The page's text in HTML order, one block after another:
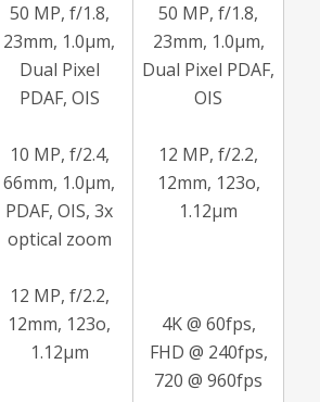
50 MP, f/1.8,
23mm, 1.0µm,
Dual Pixel
PDAF, OIS
10 MP, f/2.4,
66mm, 1.0µm,
PDAF, OIS, 3x
optical zoom
12 MP, f/2.2,
12mm, 123o,
1.12µm
50 MP, f/1.8,
23mm, 1.0µm,
Dual Pixel PDAF,
OIS
12 MP, f/2.2,
12mm, 123o,
1.12µm
4K @ 60fps,
FHD @ 240fps,
720 @ 960fps